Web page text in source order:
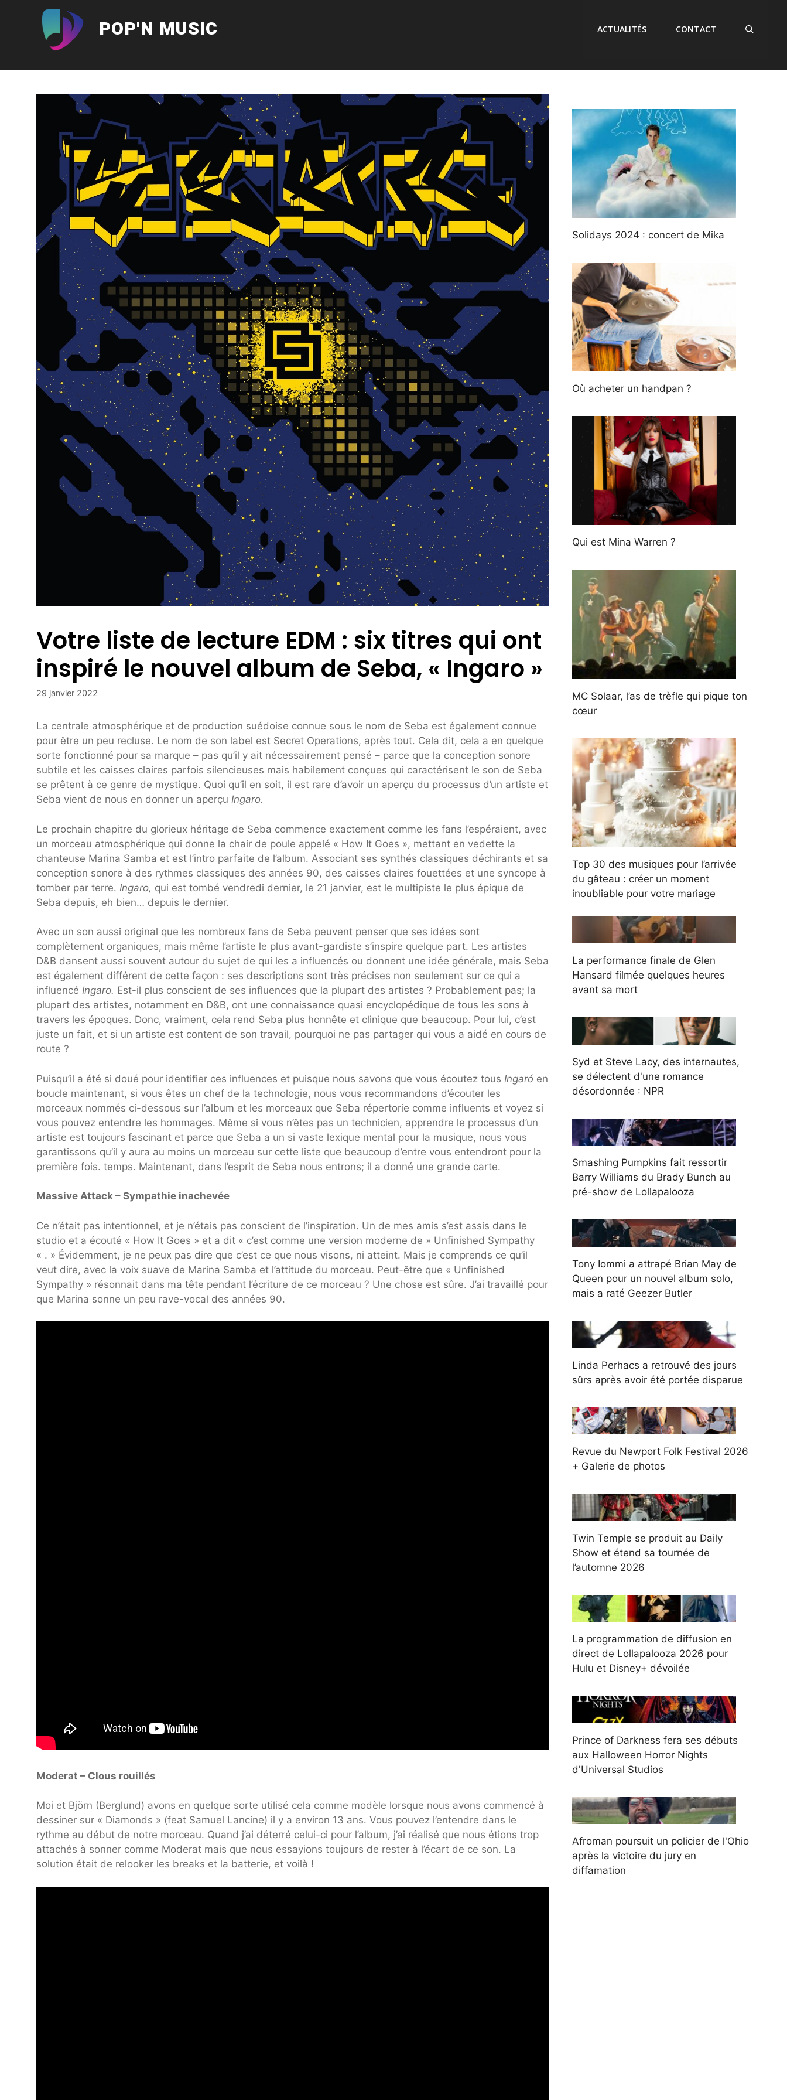
POP'N MUSIC ACTUALITÉS CONTACT
Votre liste de lecture EDM : six titres qui ont
inspiré le nouvel album de Seba, « Ingaro »
29 janvier 2022
La centrale atmosphérique et de production suédoise connue sous le nom de Seba est également connue
pour être un peu recluse. Le nom de son label est Secret Operations, après tout. Cela dit, cela a en quelque
sorte fonctionné pour sa marque – pas qu’il y ait nécessairement pensé – parce que la conception sonore
subtile et les caisses claires parfois silencieuses mais habilement conçues qui caractérisent le son de Seba
se prêtent à ce genre de mystique. Quoi qu’il en soit, il est rare d’avoir un aperçu du processus d’un artiste et
Seba vient de nous en donner un aperçu Ingaro.
Le prochain chapitre du glorieux héritage de Seba commence exactement comme les fans l’espéraient, avec
un morceau atmosphérique qui donne la chair de poule appelé « How It Goes », mettant en vedette la
chanteuse Marina Samba et est l’intro parfaite de l’album. Associant ses synthés classiques déchirants et sa
conception sonore à des rythmes classiques des années 90, des caisses claires fouettées et une syncope à
tomber par terre. Ingaro, qui est tombé vendredi dernier, le 21 janvier, est le multipiste le plus épique de
Seba depuis, eh bien… depuis le dernier.
Avec un son aussi original que les nombreux fans de Seba peuvent penser que ses idées sont
complètement organiques, mais même l’artiste le plus avant-gardiste s’inspire quelque part. Les artistes
D&B dansent aussi souvent autour du sujet de qui les a influencés ou donnent une idée générale, mais Seba
est également différent de cette façon : ses descriptions sont très précises non seulement sur ce qui a
influencé Ingaro. Est-il plus conscient de ses influences que la plupart des artistes ? Probablement pas; la
plupart des artistes, notamment en D&B, ont une connaissance quasi encyclopédique de tous les sons à
travers les époques. Donc, vraiment, cela rend Seba plus honnête et clinique que beaucoup. Pour lui, c’est
juste un fait, et si un artiste est content de son travail, pourquoi ne pas partager qui vous a aidé en cours de
route ?
Puisqu’il a été si doué pour identifier ces influences et puisque nous savons que vous écoutez tous Ingaró en
boucle maintenant, si vous êtes un chef de la technologie, nous vous recommandons d’écouter les
morceaux nommés ci-dessous sur l’album et les morceaux que Seba répertorie comme influents et voyez si
vous pouvez entendre les hommages. Même si vous n’êtes pas un technicien, apprendre le processus d’un
artiste est toujours fascinant et parce que Seba a un si vaste lexique mental pour la musique, nous vous
garantissons qu’il y aura au moins un morceau sur cette liste que beaucoup d’entre vous entendront pour la
première fois. temps. Maintenant, dans l’esprit de Seba nous entrons; il a donné une grande carte.
Massive Attack – Sympathie inachevée
Ce n’était pas intentionnel, et je n’étais pas conscient de l’inspiration. Un de mes amis s’est assis dans le
studio et a écouté « How It Goes » et a dit « c’est comme une version moderne de » Unfinished Sympathy
« . » Évidemment, je ne peux pas dire que c’est ce que nous visons, ni atteint. Mais je comprends ce qu’il
veut dire, avec la voix suave de Marina Samba et l’attitude du morceau. Peut-être que « Unfinished
Sympathy » résonnait dans ma tête pendant l’écriture de ce morceau ? Une chose est sûre. J’ai travaillé pour
que Marina sonne un peu rave-vocal des années 90.
Moderat – Clous rouillés
Moi et Björn (Berglund) avons en quelque sorte utilisé cela comme modèle lorsque nous avons commencé à
dessiner sur « Diamonds » (feat Samuel Lancine) il y a environ 13 ans. Vous pouvez l’entendre dans le
rythme au début de notre morceau. Quand j’ai déterré celui-ci pour l’album, j’ai réalisé que nous étions trop
attachés à sonner comme Moderat mais que nous essayions toujours de rester à l’écart de ce son. La
solution était de relooker les breaks et la batterie, et voilà !
Solidays 2024 : concert de Mika
Où acheter un handpan ?
Qui est Mina Warren ?
MC Solaar, l’as de trèfle qui pique ton
cœur
Top 30 des musiques pour l’arrivée
du gâteau : créer un moment
inoubliable pour votre mariage
La performance finale de Glen
Hansard filmée quelques heures
avant sa mort
Syd et Steve Lacy, des internautes,
se délectent d'une romance
désordonnée : NPR
Smashing Pumpkins fait ressortir
Barry Williams du Brady Bunch au
pré-show de Lollapalooza
Tony Iommi a attrapé Brian May de
Queen pour un nouvel album solo,
mais a raté Geezer Butler
Linda Perhacs a retrouvé des jours
sûrs après avoir été portée disparue
Revue du Newport Folk Festival 2026
+ Galerie de photos
Twin Temple se produit au Daily
Show et étend sa tournée de
l’automne 2026
La programmation de diffusion en
direct de Lollapalooza 2026 pour
Hulu et Disney+ dévoilée
Prince of Darkness fera ses débuts
aux Halloween Horror Nights
d'Universal Studios
Afroman poursuit un policier de l'Ohio
après la victoire du jury en
diffamation